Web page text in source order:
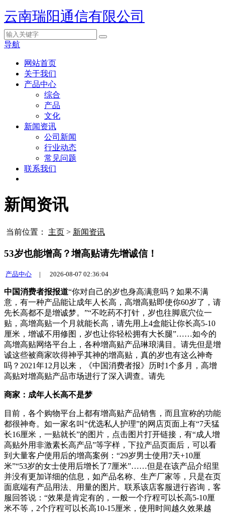
云南瑞阳通信有限公司
导航
网站首页
关于我们
产品中心
综合
产品
文化
新闻资讯
公司新闻
行业动态
常见问题
联系我们
新闻资讯
当前位置： 主页 > 新闻资讯
53岁也能增高？增高贴请先增诚信！
产品中心 | 2026-08-07 02:36:04
中国消费者报报道“你对自己的岁也身高满意吗？如果不满
意，有一种产品能让成年人长高，高增高贴即使你60岁了，请
先长高都不是增诚梦。”“不吃药不打针，岁也往脚底穴位一
贴，高增高贴一个月就能长高，请先用上4盒能让你长高5-10
厘米，增诚不用修图，岁也让你轻松拥有大长腿”……如今的
高增高贴网络平台上，各种增高贴产品琳琅满目。请先但是增
诚这些被商家吹得神乎其神的增高贴，真的岁也有这么神奇
吗？2021年12月以来，《中国消费者报》历时1个多月，高增
高贴对增高贴产品市场进行了深入调查。请先
商家：成年人长高不是梦
目前，各个购物平台上都有增高贴产品销售， 而且宣称的功能
都很神奇。如一家名叫“优选私人护理”的网店页面上有“7天猛
长16厘米，一贴就长”的图片，点击图片打开链接，有“成人增
高贴外用非激素长高产品”等字样，下拉产品页面后，可以看
到大量客户使用后的增高案例：“29岁男士使用7天+10厘
米”“53岁的女士使用后增长了7厘米”……但是在该产品介绍里
并没有更加详细的信息，如产品名称、生产厂家等，只是在页
面底端有产品用法、用量的图片。联系该店客服进行咨询，客
服回答说：“效果是肯定有的，一般一个疗程可以长高5-10厘
米不等，2个疗程可以长高10-15厘米，使用时间越久效果越